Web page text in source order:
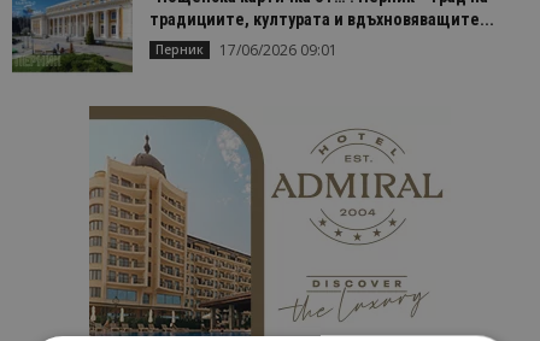
традициите, културата и вдъхновяващите...
Перник 17/06/2026 09:01